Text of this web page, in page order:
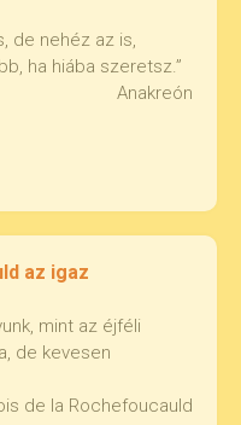
de nehéz az is,
ha hiába szeretsz.”
Anakreón
az igaz
mint az éjféli
de kevesen
de la Rochefoucauld